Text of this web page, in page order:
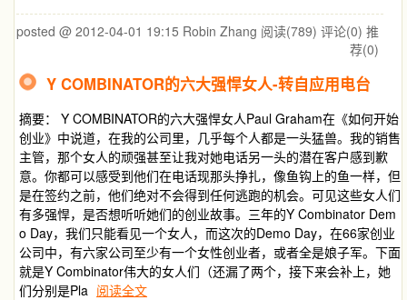
posted @ 2012-04-01 19:15 Robin Zhang 阅读(789) 评论(0) 推
荐(0)
Y COMBINATOR的六大强悍女人-转自应用电台
摘要： Y COMBINATOR的六大强悍女人Paul Graham在《如何开始
创业》中说道，在我的公司里，几乎每个人都是一头猛兽。我的销售
主管，那个女人的顽强甚至让我对她电话另一头的潜在客户感到歉
意。你都可以感受到他们在电话现那头挣扎，像鱼钩上的鱼一样，但
是在签约之前，他们绝对不会得到任何逃跑的机会。可见这些女人们
有多强悍，是否想听听她们的创业故事。三年的Y Combinator Dem
o Day，我们只能看见一个女人，而这次的Demo Day，在66家创业
公司中，有六家公司至少有一个女性创业者，或者全是娘子军。下面
就是Y Combinator伟大的女人们（还漏了两个，接下来会补上，她
们分别是Pla 阅读全文